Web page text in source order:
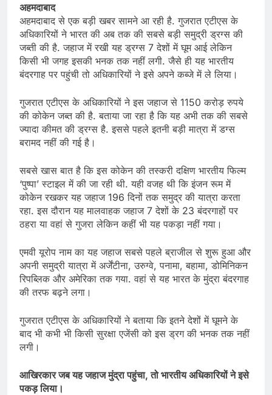
अहमदाबाद
अहमदाबाद से एक बड़ी खबर सामने आ रही है. गुजरात एटीएस के
अधिकारियों ने भारत की अब तक की सबसे बड़ी समुद्री ड्रग्स की
जब्ती की है. जहाज में रखी यह ड्रग्स 7 देशों में घूम आई लेकिन
किसी भी जगह इसकी भनक तक नहीं लगी. जैसे ही यह भारतीय
बंदरगाह पर पहुंची तो अधिकारियों ने इसे अपने कब्जे में ले लिया।
गुजरात एटीएस के अधिकारियों ने इस जहाज से 1150 करोड़ रुपये
की कोकेन जब्त की है. बताया जा रहा है कि यह अभी तक की सबसे
ज्यादा कीमत की ड्रग्स है. इससे पहले इतनी बड़ी मात्रा में डग्स
बरामद नहीं की गई है।
सबसे खास बात है कि इस कोकेन की तस्करी दक्षिण भारतीय फिल्म
‘पुष्पा’ स्टाइल में की जा रही थी. यही वजह थी कि इंजन रूम में
कोकेन रखकर यह जहाज 196 दिनों तक समुद्र की यात्रा करता
रहा. इस दौरान यह मालवाहक जहाज 7 देशों के 23 बंदरगाहों पर
ठहरा या वहां से गुजरा लेकिन कहीं भी यह पकड़ा नहीं गया।
एमवी यूरोप नाम का यह जहाज सबसे पहले ब्राजील से शुरू हुआ और
अपनी समुद्री यात्रा में अर्जेंटीना, उरुग्वे, पनामा, बहामा, डोमिनिकन
रिपब्लिक और अमेरिका तक गया. वहां से यह भारत के मुंद्रा बंदरगाह
की तरफ बढ़ने लगा।
गुजरात एटीएस के अधिकारियों ने बताया कि इतने देशों में घूमने के
बाद भी कभी भी किसी सुरक्षा एजेंसी को इस ड्रग की भनक तक नहीं
लगी।
आखिरकार जब यह जहाज मुंद्रा पहुंचा, तो भारतीय अधिकारियों ने इसे
पकड़ लिया।